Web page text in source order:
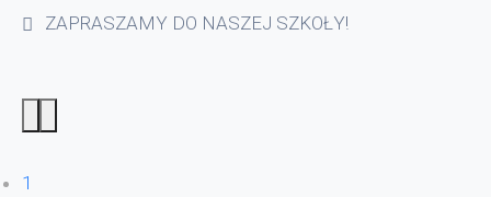
ZAPRASZAMY DO NASZEJ SZKOŁY!
1